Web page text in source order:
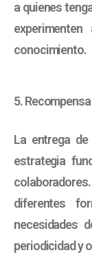
a quienes
conocimiento.
5.
La entrega
estrategia
diferentes
necesidades
periodicidad y